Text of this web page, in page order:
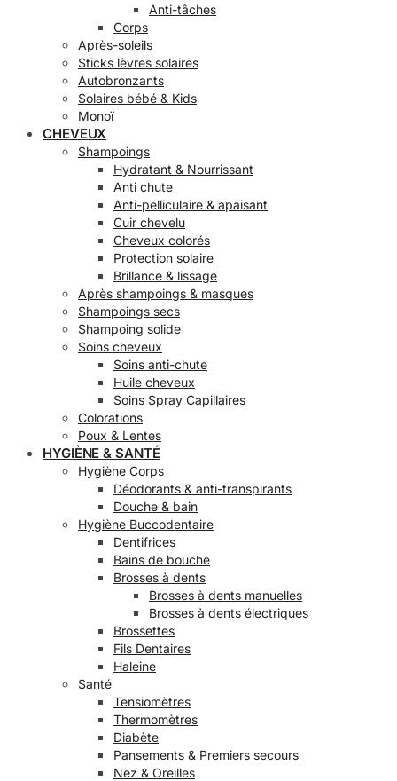
Anti-tâches
Corps
Après-soleils
Sticks lèvres solaires
Autobronzants
Solaires bébé & Kids
Monoï
CHEVEUX
Shampoings
Hydratant & Nourrissant
Anti chute
Anti-pelliculaire & apaisant
Cuir chevelu
Cheveux colorés
Protection solaire
Brillance & lissage
Après shampoings & masques
Shampoings secs
Shampoing solide
Soins cheveux
Soins anti-chute
Huile cheveux
Soins Spray Capillaires
Colorations
Poux & Lentes
HYGIÈNE & SANTÉ
Hygiène Corps
Déodorants & anti-transpirants
Douche & bain
Hygiène Buccodentaire
Dentifrices
Bains de bouche
Brosses à dents
Brosses à dents manuelles
Brosses à dents électriques
Brossettes
Fils Dentaires
Haleine
Santé
Tensiomètres
Thermomètres
Diabète
Pansements & Premiers secours
Nez & Oreilles